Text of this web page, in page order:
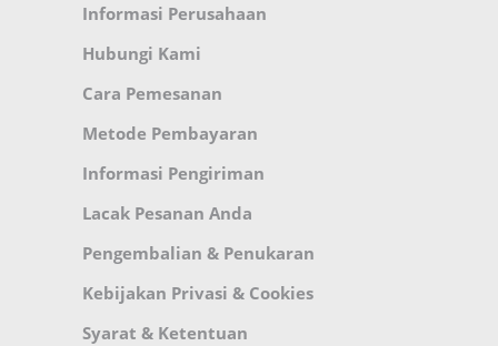
Informasi Perusahaan
Hubungi Kami
Cara Pemesanan
Metode Pembayaran
Informasi Pengiriman
Lacak Pesanan Anda
Pengembalian & Penukaran
Kebijakan Privasi & Cookies
Syarat & Ketentuan